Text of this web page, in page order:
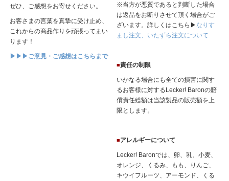
ぜひ、ご感想をお寄せください。
お客さまの言葉を真摯に受け止め、
これからの商品作りを頑張ってまい
ります！
▶▶▶ご意見・ご感想はこちらまで
※当方が悪質であると判断した場合
は返品をお断りさせて頂く場合がご
ざいます。詳しくはこちら▶ なりす
まし注文、いたずら注文について
■責任の制限
いかなる場合にも全ての損害に関す
るお客様に対するLecker! Baronの賠
償責任総額は当該製品の販売額を上
限とします。
■アレルギーについて
Lecker! Baronでは、卵、乳、小麦、
オレンジ、くるみ、もも、りんご、
キウイフルーツ、アーモンド、くる